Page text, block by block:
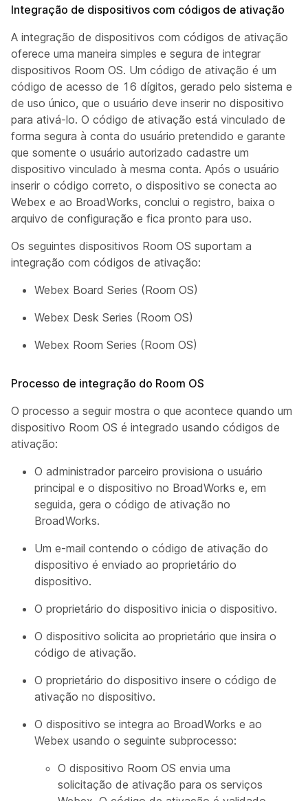
Integração de dispositivos com códigos de ativação
A integração de dispositivos com códigos de ativação
oferece uma maneira simples e segura de integrar
dispositivos Room OS. Um código de ativação é um
código de acesso de 16 dígitos, gerado pelo sistema e
de uso único, que o usuário deve inserir no dispositivo
para ativá-lo. O código de ativação está vinculado de
forma segura à conta do usuário pretendido e garante
que somente o usuário autorizado cadastre um
dispositivo vinculado à mesma conta. Após o usuário
inserir o código correto, o dispositivo se conecta ao
Webex e ao BroadWorks, conclui o registro, baixa o
arquivo de configuração e fica pronto para uso.
Os seguintes dispositivos Room OS suportam a
integração com códigos de ativação:
Webex Board Series (Room OS)
Webex Desk Series (Room OS)
Webex Room Series (Room OS)
Processo de integração do Room OS
O processo a seguir mostra o que acontece quando um
dispositivo Room OS é integrado usando códigos de
ativação:
O administrador parceiro provisiona o usuário
principal e o dispositivo no BroadWorks e, em
seguida, gera o código de ativação no
BroadWorks.
Um e-mail contendo o código de ativação do
dispositivo é enviado ao proprietário do
dispositivo.
O proprietário do dispositivo inicia o dispositivo.
O dispositivo solicita ao proprietário que insira o
código de ativação.
O proprietário do dispositivo insere o código de
ativação no dispositivo.
O dispositivo se integra ao BroadWorks e ao
Webex usando o seguinte subprocesso:
O dispositivo Room OS envia uma
solicitação de ativação para os serviços